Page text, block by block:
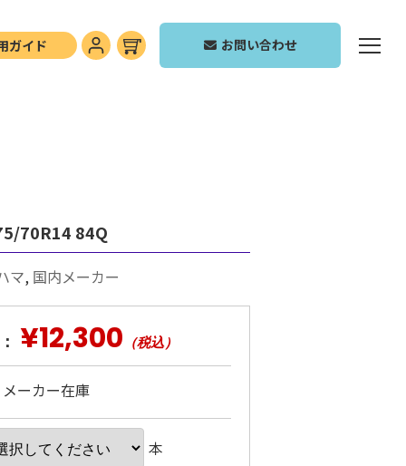
ガイド お問い合わせ
70R14 84Q
マ, 国内メーカー
¥12,300 （税込）
ーカー在庫
本